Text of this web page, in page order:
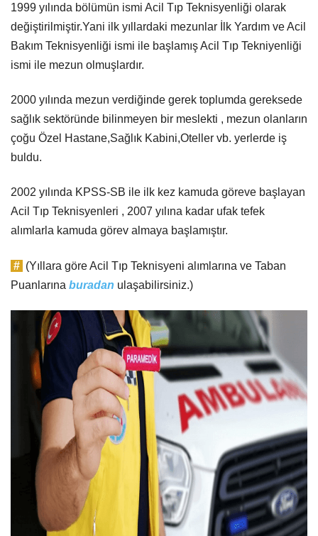
1999 yılında bölümün ismi Acil Tıp Teknisyenliği olarak
değiştirilmiştir.Yani ilk yıllardaki mezunlar İlk Yardım ve Acil
Bakım Teknisyenliği ismi ile başlamış Acil Tıp Tekniyenliği
ismi ile mezun olmuşlardır.
2000 yılında mezun verdiğinde gerek toplumda gereksede
sağlık sektöründe bilinmeyen bir meslekti , mezun olanların
çoğu Özel Hastane,Sağlık Kabini,Oteller vb. yerlerde iş
buldu.
2002 yılında KPSS-SB ile ilk kez kamuda göreve başlayan
Acil Tıp Teknisyenleri , 2007 yılına kadar ufak tefek
alımlarla kamuda görev almaya başlamıştır.
# (Yıllara göre Acil Tıp Teknisyeni alımlarına ve Taban
Puanlarına buradan ulaşabilirsiniz.)